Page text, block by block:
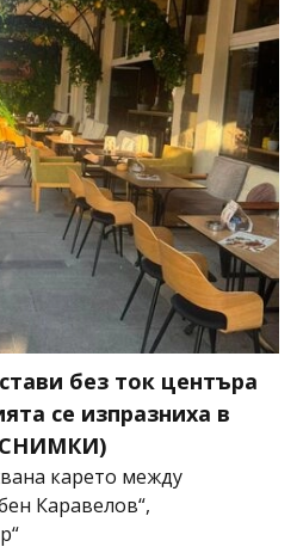
без ток центъра
се изпразниха в
(СНИМКИ)
карето между
Каравелов“,